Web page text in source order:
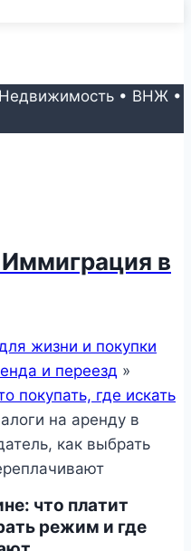
Недвижимость • ВНЖ •
в
жизни и покупки
и переезд »
покупать, где искать
на аренду в
как выбрать
что платит
режим и где